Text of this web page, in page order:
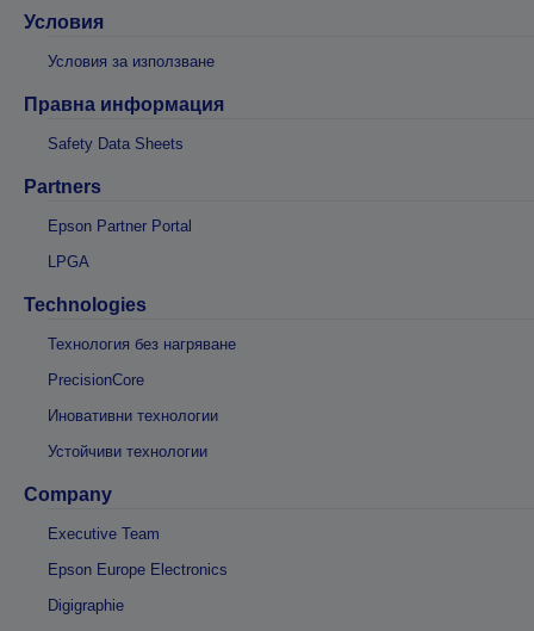
Условия
Условия за използване
Правна информация
Safety Data Sheets
Partners
Epson Partner Portal
LPGA
Technologies
Технология без нагряване
PrecisionCore
Иновативни технологии
Устойчиви технологии
Company
Executive Team
Epson Europe Electronics
Digigraphie